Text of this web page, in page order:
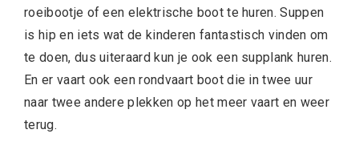
roeibootje of een elektrische boot te huren. Suppen
is hip en iets wat de kinderen fantastisch vinden om
te doen, dus uiteraard kun je ook een supplank huren.
En er vaart ook een rondvaart boot die in twee uur
naar twee andere plekken op het meer vaart en weer
terug.